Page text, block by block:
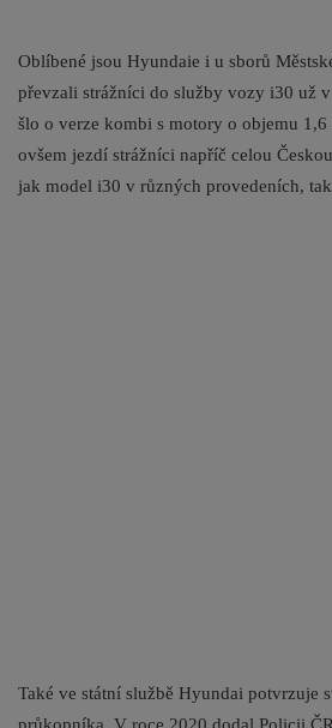
Oblíbené jsou Hyundaie i u sborů
převzali strážníci do služby vozy i30 už
šlo o verze kombi s motory o objemu
ovšem jezdí strážníci napříč celou
jak model i30 v různých provedeních,
Také ve státní službě Hyundai potvrzuje